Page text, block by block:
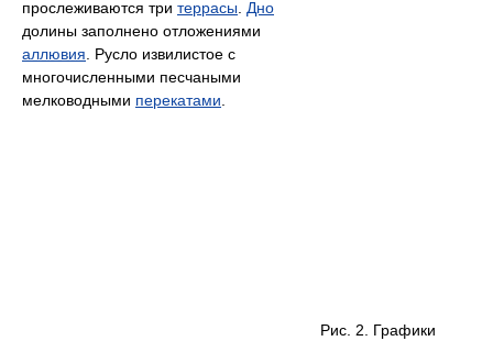
Рис. 2. Графики
прослеживаются три террасы. Дно
долины заполнено отложениями
аллювия. Русло извилистое с
многочисленными песчаными
мелководными перекатами.